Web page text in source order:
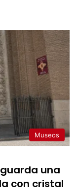
Museos
una
con cristal